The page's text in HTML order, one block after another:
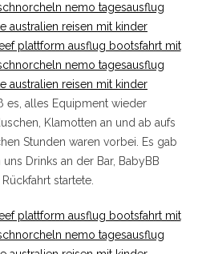
es, alles Equipment wieder
Klamotten an und ab aufs
Stunden waren vorbei. Es gab
Drinks an der Bar, BabyBB
startete.